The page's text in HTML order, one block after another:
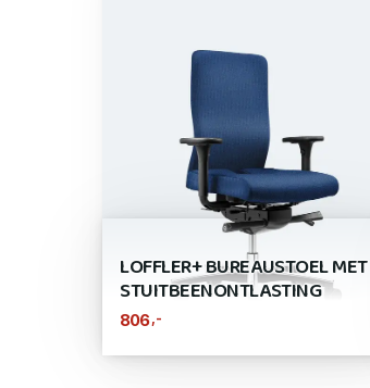
LOFFLER+ BUREAUSTOEL MET
STUITBEENONTLASTING
806,-